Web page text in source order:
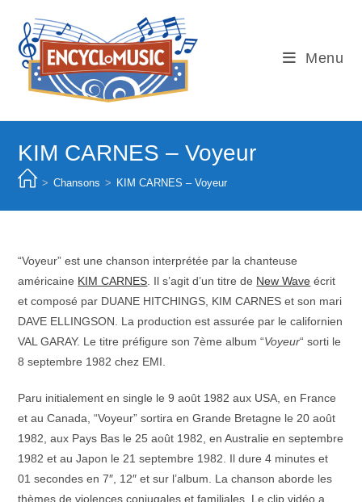
content
Menu
KIM CARNES – Voyeur
> Chansons > KIM CARNES – Voyeur
“Voyeur” est une chanson interprétée par la chanteuse
américaine KIM CARNES . Il s’agit d’un titre de New Wave écrit
et composé par DUANE HITCHINGS, KIM CARNES et son mari
DAVE ELLINGSON. La production est assurée par le californien
VAL GARAY. Le titre préfigure son 7ème album “Voyeur“ sorti le
8 septembre 1982 chez EMI.
Paru initialement en single le 9 août 1982 aux USA, en France
et au Canada, “Voyeur” sortira en Grande Bretagne le 20 août
1982, aux Pays Bas le 25 août 1982, en Australie en septembre
1982 et au Japon le 21 septembre 1982. Il dure 4 minutes et
01 secondes en 7″, 12″ et sur l’album. La chanson aborde les
thèmes de violences conjugales et familiales. Le clip vidéo a